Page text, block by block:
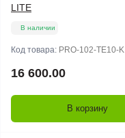
LITE
В наличии
Код товара: PRO-102-TE10-K
16 600.00
В корзину